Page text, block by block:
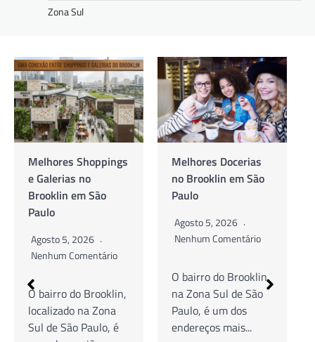
Zona Sul
Melhores Docerias
no Brooklin em São
Paulo
Nenhum Comentário
na Zona Sul de São
Paulo, é um dos
endereços mais...
As Melhores
Cafeterias no
Agosto 5, 2026
Guia Completo de
Cafés Especiais,
Brunch e Coworking